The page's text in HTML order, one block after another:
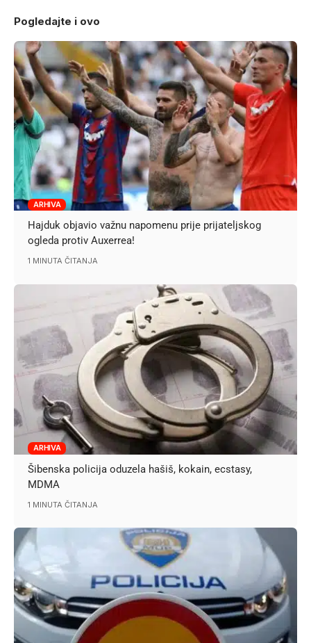
Pogledajte i ovo
ARHIVA
Hajduk objavio važnu napomenu prije prijateljskog
ogleda protiv Auxerrea!
1 MINUTA ČITANJA
ARHIVA
Šibenska policija oduzela hašiš, kokain, ecstasy,
MDMA
1 MINUTA ČITANJA